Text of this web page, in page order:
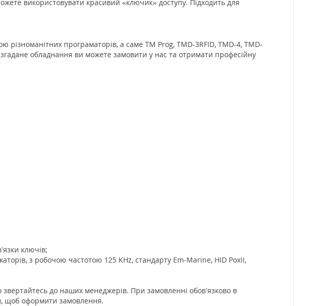
використовувати красивий «ключик» доступу. Підходить для
програматорів, а саме TM Prog, TMD-3RFID, TMD-4, TMD-
обладнання ви можете замовити у нас та отримати професійну
ключів;
з робочою частотою 125 KHz, стандарту Em-Marine, HID PoxII,
до наших менеджерів. При замовленні обов’язково в
щоб оформити замовлення.